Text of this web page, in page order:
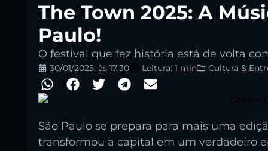
Pesquise aqui a sua rádio
Buscar rádio
The Town 2025: A
Paulo!
O festival que fez história está de volta
30/01/2025, às 17:30 Leitura: 1 min Cultura &
São Paulo se prepara para mais uma
transformou a capital em um verdadeiro